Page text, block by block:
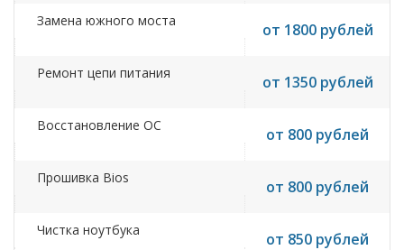
Замена южного моста от 1800 рублей
Ремонт цепи питания от 1350 рублей
Восстановление ОС от 800 рублей
Прошивка Bios от 800 рублей
Чистка ноутбука от 850 рублей